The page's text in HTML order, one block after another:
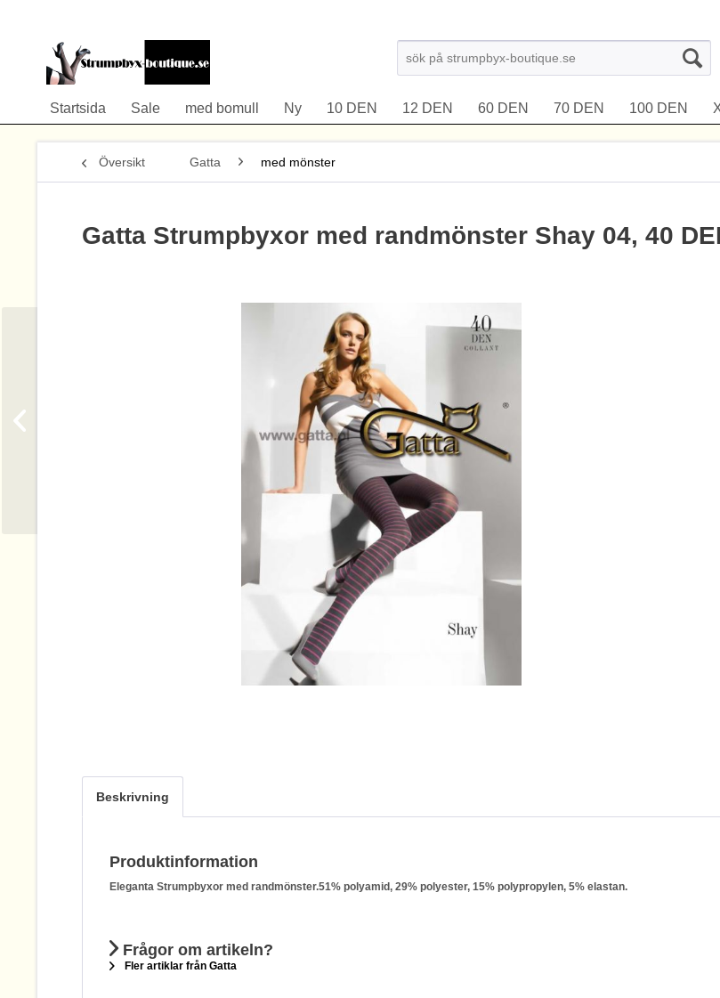
Startsida Sale med bomull Ny 10 DEN 12 DEN 60 DEN 70 DEN 100 DEN
Översikt Gatta med mönster
Gatta Strumpbyxor med randmönster Shay 04, 40
Beskrivning
Produktinformation
Eleganta Strumpbyxor med randmönster.51% polyamid, 29% polyester, 15% polypropylen, 5% elastan.
Frågor om artikeln?
Fler artiklar från Gatta